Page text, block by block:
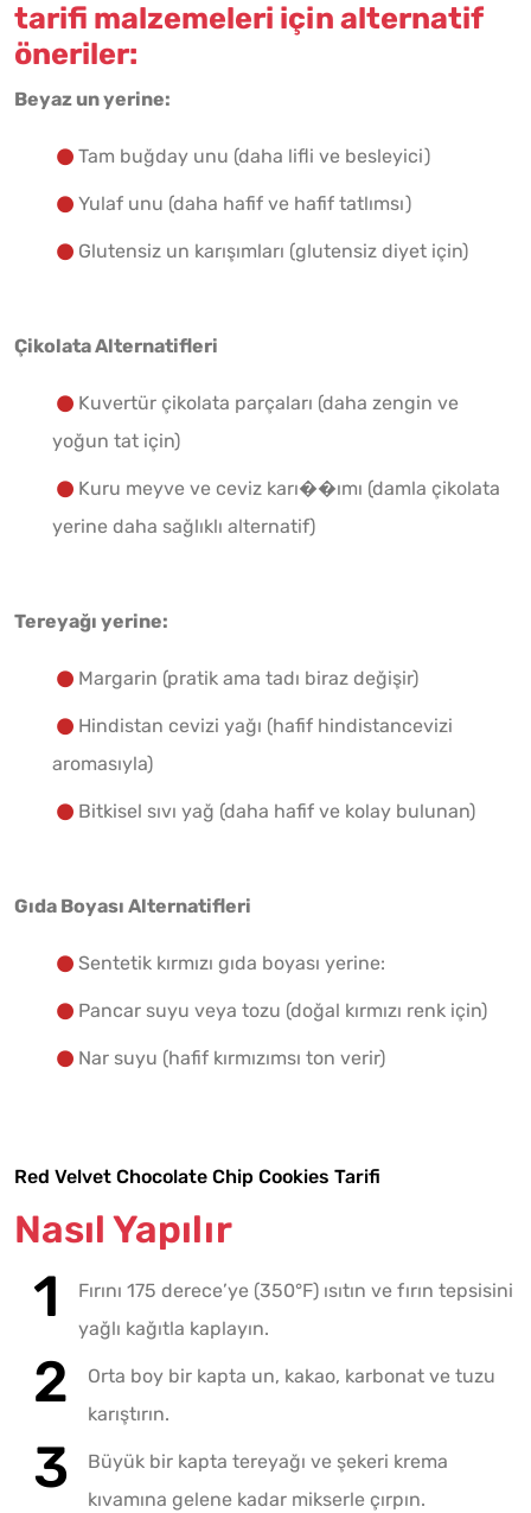
tarifi malzemeleri için alternatif
öneriler:
Beyaz un yerine:
Tam buğday unu (daha lifli ve besleyici)
Yulaf unu (daha hafif ve hafif tatlımsı)
Glutensiz un karışımları (glutensiz diyet için)
Çikolata Alternatifleri
Kuvertür çikolata parçaları (daha zengin ve
yoğun tat için)
Kuru meyve ve ceviz karı��ımı (damla çikolata
yerine daha sağlıklı alternatif)
Tereyağı yerine:
Margarin (pratik ama tadı biraz değişir)
Hindistan cevizi yağı (hafif hindistancevizi
aromasıyla)
Bitkisel sıvı yağ (daha hafif ve kolay bulunan)
Gıda Boyası Alternatifleri
Sentetik kırmızı gıda boyası yerine:
Pancar suyu veya tozu (doğal kırmızı renk için)
Nar suyu (hafif kırmızımsı ton verir)
Red Velvet Chocolate Chip Cookies Tarifi
Nasıl Yapılır
Fırını 175 derece’ye (350°F) ısıtın ve fırın tepsisini
yağlı kağıtla kaplayın.
Orta boy bir kapta un, kakao, karbonat ve tuzu
karıştırın.
Büyük bir kapta tereyağı ve şekeri krema
kıvamına gelene kadar mikserle çırpın.